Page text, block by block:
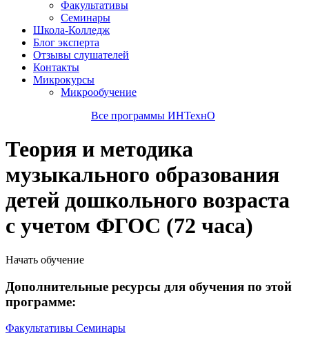
Факультативы
Семинары
Школа-Колледж
Блог эксперта
Отзывы слушателей
Контакты
Микрокурсы
Микрообучение
Все программы ИНТехнО
Теория и методика
музыкального образования
детей дошкольного возраста
с учетом ФГОС (72 часа)
Начать обучение
Дополнительные ресурсы для обучения по этой
программе:
Факультативы Семинары